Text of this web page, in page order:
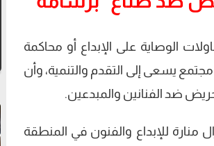
الوصاية على الإبداع أو محاكمة
مجتمع يسعى إلى التقدم والتنمية، وأن
ضد الفنانين والمبدعين.
منارة للإبداع والفنون في المنطقة